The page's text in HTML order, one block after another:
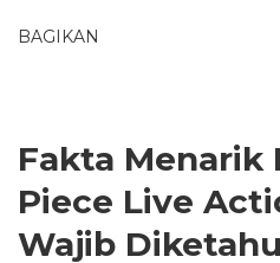
BAGIKAN
Fakta Menarik
Piece Live
Wajib